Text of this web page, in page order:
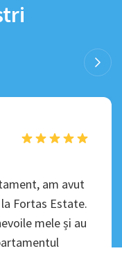
am avut
Fortas Estate.
mele și au